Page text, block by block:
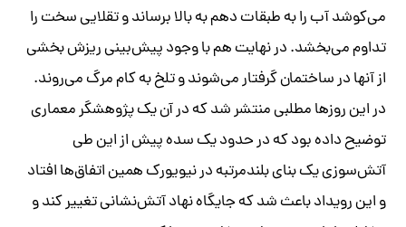
می‌کوشد آب را به طبقات دهم به بالا برساند و تقلایی سخت را
تداوم می‌بخشد. در نهایت هم با وجود پیش‌بینی ریزش بخشی
از آنها در ساختمان گرفتار می‌شوند و تلخ به کام مرگ می‌روند.
در این روزها مطلبی منتشر شد که در آن یک پژوهشگر معماری
توضیح داده بود که در حدود یک سده پیش از این طی
آتش‌سوزی یک بنای بلندمرتبه در نیویورک همین اتفاق‌ها افتاد
و این رویداد باعث شد که جایگاه نهاد آتش‌نشانی تغییر کند و